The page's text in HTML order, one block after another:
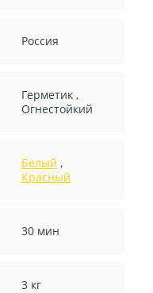
Россия
Герметик,
Огнестойкий
Белый ,
Красный
30 мин
3 кг